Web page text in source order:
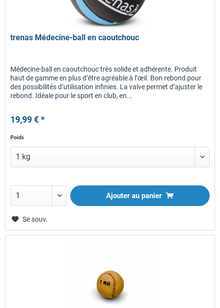
trenas Médecine-ball en caoutchouc
Médecine-ball en caoutchouc très solide et adhérente. Produit
haut de gamme en plus d’être agréable à l’œil. Bon rebond pour
des possibilités d’utilisation infinies. La valve permet d’ajuster le
rebond. Idéale pour le sport en club, en...
19,99 € *
Poids
Ajouter au panier
Se souv.